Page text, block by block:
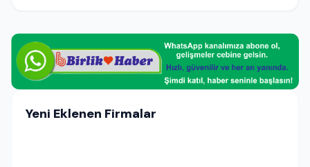
Yeni Eklenen Firmalar